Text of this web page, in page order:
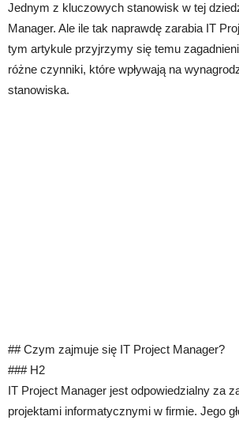
Jednym z kluczowych stanowisk w tej
Manager. Ale ile tak naprawdę zarabia IT
tym artykule przyjrzymy się temu
różne czynniki, które wpływają na
stanowiska.
## Czym zajmuje się IT Project Manager?
### H2
IT Project Manager jest odpowiedzialny za
projektami informatycznymi w firmie. Jego